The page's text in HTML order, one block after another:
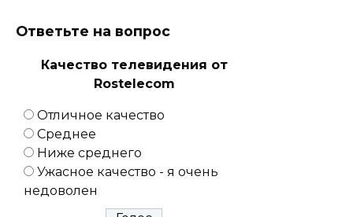
Ответьте на вопрос
Качество телевидения от
Rostelecom
Отличное качество
Среднее
Ниже среднего
Ужасное качество - я очень
недоволен